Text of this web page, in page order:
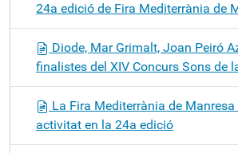
24a edició de Fira Mediterrània de
Diode, Mar Grimalt, Joan Peiró
finalistes del XIV Concurs Sons de
La Fira Mediterrània de Manresa
activitat en la 24a edició